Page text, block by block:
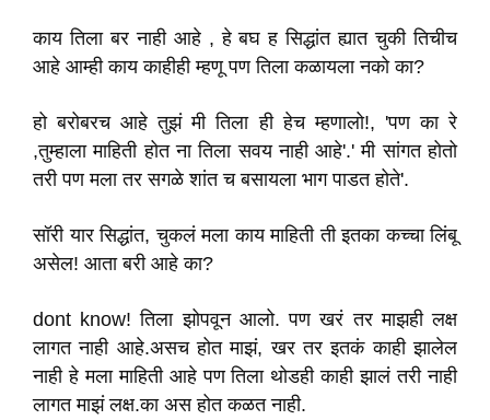
काय तिला बर नाही आहे , हे बघ ह सिद्धांत ह्यात चुकी तिचीच
आहे आम्ही काय काहीही म्हणू पण तिला कळायला नको का?
हो बरोबरच आहे तुझं मी तिला ही हेच म्हणालो!, 'पण का रे
,तुम्हाला माहिती होत ना तिला सवय नाही आहे'.' मी सांगत होतो
तरी पण मला तर सगळे शांत च बसायला भाग पाडत होते'.
सॉरी यार सिद्धांत, चुकलं मला काय माहिती ती इतका कच्चा लिंबू
असेल! आता बरी आहे का?
dont know! तिला झोपवून आलो. पण खरं तर माझही लक्ष
लागत नाही आहे.असच होत माझं, खर तर इतकं काही झालेल
नाही हे मला माहिती आहे पण तिला थोडही काही झालं तरी नाही
लागत माझं लक्ष.का अस होत कळत नाही.